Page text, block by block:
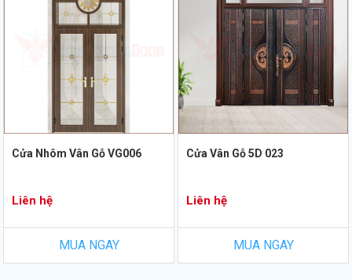
Cửa Nhôm Vân Gỗ VG006
Liên hệ
MUA NGAY
Cửa Vân Gỗ 5D 023
Liên hệ
MUA NGAY